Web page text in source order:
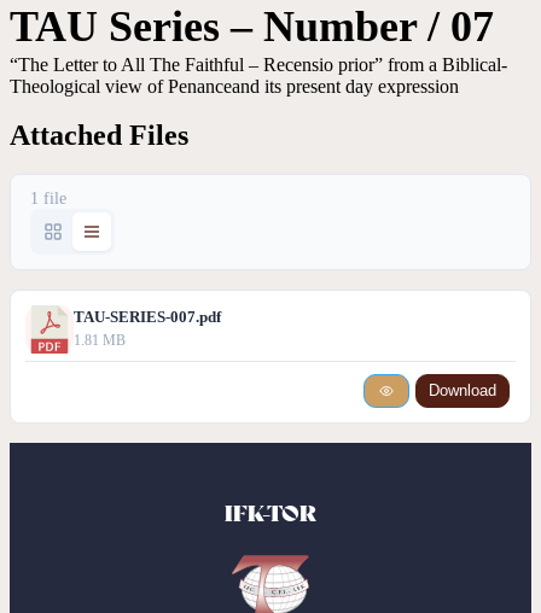
TAU Series – Number / 07
“The Letter to All The Faithful – Recensio prior” from a Biblical-
Theological view of Penanceand its present day expression
Attached Files
1 file
TAU-SERIES-007.pdf
1.81 MB
Download
IFK-TOR